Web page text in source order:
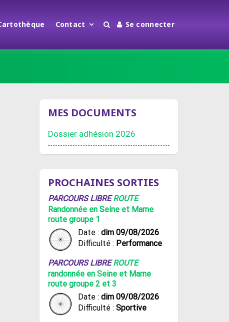
Contact Se connecter
MES DOCUMENTS
Dossier adhésion 2026
PROCHAINES SORTIES
PARCOURS LIBREROUTE
Randonnée en Seine et Marne
route groupe 1
Date : dim 09/08/2026
Difficulté : Performance
PARCOURS LIBREROUTE
randonnée en Seine et Marne
route groupe 2 et 3
Date : dim 09/08/2026
Difficulté : Sportive